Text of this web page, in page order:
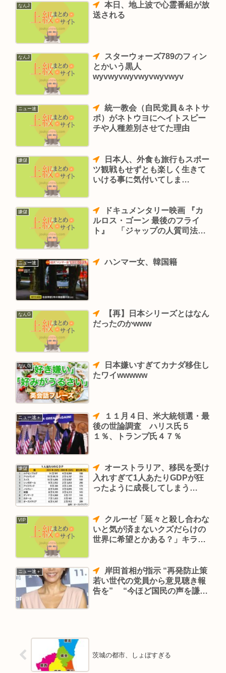
なんJ
本日、地上波で心霊番組が放
送される
なんJ
とかいう黒人
wyvwyvwyvwyvwyvwyv
ニュー速
統一教会（自民党員＆ネトサ
ポ）がネトウヨにヘイトスピー
チや人種差別させてた理由
嫌儲
ツ観戦もせずとも楽しく生きて
いける事に気付いてしま
嫌儲
ルロス・ゴーン 最後のフライ
ト』 「ジャップの人質司法か
ニュー速 ハンマー女、韓国籍
なんG
だったのかwww
なんG
たワイwwwww
ニュー速＋
後の世論調査 ハリス氏５
１％、トランプ氏４７％
嫌儲
入れすぎて1人あたりGDPが狂
ったように成長してしまう…
VIP
いと気が済まないクズだらけの
世界に希望とかある？」キラ
ニュー速＋
若い世代の党員から意見聴き報
告を” “今ほど国民の声を謙虚
茨城の都市、しょぼすぎる